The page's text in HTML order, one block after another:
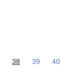
38 39 40